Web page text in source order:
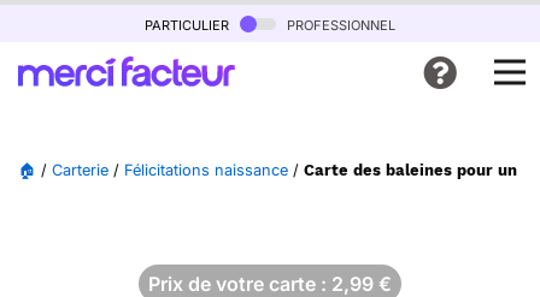
particulier professionnel
🏠 / Carterie / Félicitations naissance / Carte des baleines pour un
Prix de votre carte : 2,99 €